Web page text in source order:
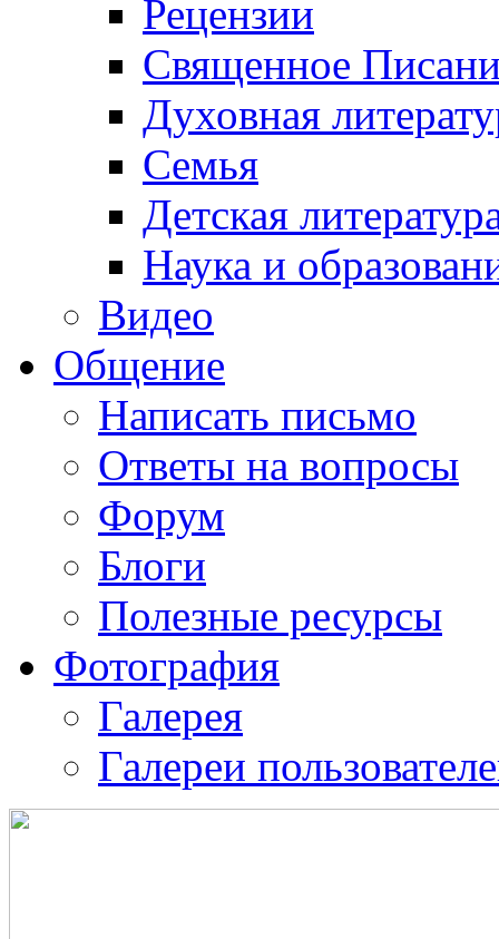
Рецензии
Священное
Духовная
Семья
Детская
Наука и
Видео
Общение
Написать письмо
Ответы на вопросы
Форум
Блоги
Полезные ресурсы
Фотография
Галерея
Галереи